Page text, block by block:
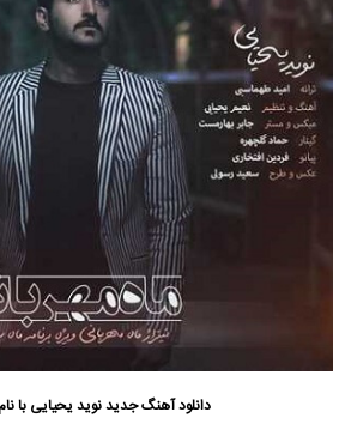
دانلود آهنگ جدیدنوید یحیاییبا